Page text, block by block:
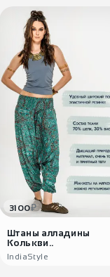
3100₽
Штаны алладины
Колькви..
IndiaStyle